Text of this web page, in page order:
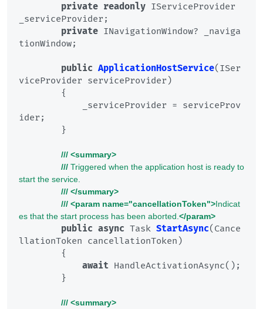
private readonly IServiceProvider
_serviceProvider;
private INavigationWindow? _naviga
tionWindow;
public ApplicationHostService( ISer
viceProvider serviceProvider )
ider;
/// <summary>
/// Triggered when the application host is ready to
start the service.
/// </summary>
/// <param name="cancellationToken">Indicat
es that the start process has been aborted. </param>
public async Task StartAsync( Cance
llationToken cancellationToken )
await HandleActivationAsync();
/// <summary>